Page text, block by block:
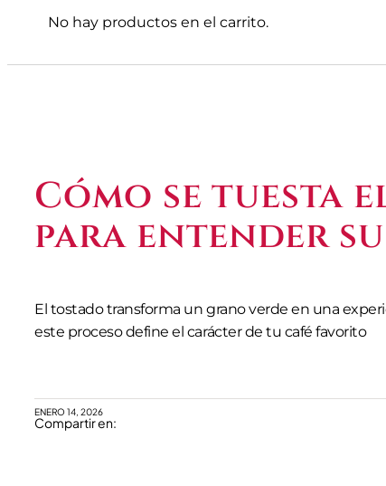
No hay productos en el carrito.
Cómo se tuesta
para entender
El tostado transforma un grano verde en una
este proceso define el carácter de tu café favorito
ENERO 14, 2026
Compartir en: